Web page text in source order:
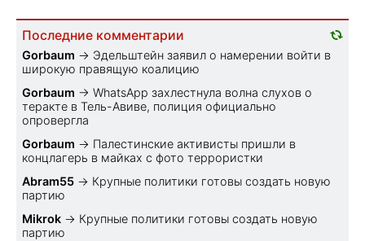
Последние комментарии
Gorbaum → Эдельштейн заявил о намерении войти в
широкую правящую коалицию
Gorbaum → WhatsApp захлестнула волна слухов о
теракте в Тель-Авиве, полиция официально
опровергла
Gorbaum → Палестинские активисты пришли в
концлагерь в майках с фото террористки
Abram55 → Крупные политики готовы создать новую
партию
Mikrok → Крупные политики готовы создать новую
партию